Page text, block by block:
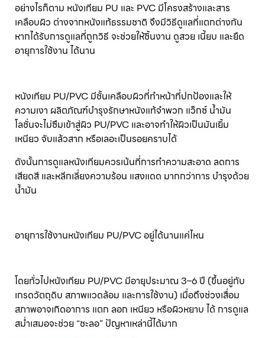
อย่างไรก็ตาม หนังเทียม PU และ PVC มีโครงสร้างและสาร
เคลือบผิว ต่างจากหนังแท้ธรรมชาติ จึงมีวิธีดูแลที่แตกต่างกัน
หากได้รับการดูแลที่ถูกวิธี จะช่วยให้ชิ้นงาน ดูสวย เนี้ยบ และยืด
อายุการใช้งาน ได้นาน
หนังเทียม PU/PVC มีชั้นเคลือบผิวที่ทำหน้าที่ปกป้องและให้
ความเงา ผลิตภัณฑ์บำรุงรักษาหนังแท้จำพวก แว็กซ์ น้ำมัน
โลชั่นจะไม่ซึมเข้าสู่ผิว PU/PVC และอาจทำให้ผิวเป็นมันเยิ้ม
เหนียว จับแล้วสาก หรือเลอะเป็นรอยคราบได้
ดังนั้นการดูแลหนังเทียมควรเน้นที่การทำความสะอาด ลดการ
เสียดสี และหลีกเลี่ยงความร้อน แสงแดด มากกว่าการ บำรุงด้วย
น้ำมัน
อายุการใช้งานหนังเทียม PU/PVC อยู่ได้นานแค่ไหน
โดยทั่วไปหนังเทียม PU/PVC มีอายุประมาณ 3–6 ปี (ขึ้นอยู่กับ
เกรดวัตถุดิบ สภาพแวดล้อม และการใช้งาน) เมื่อถึงช่วงเสื่อม
สภาพอาจเกิดอาการ แตก ลอก เหนียว หรือผิวหยาบ ได้ การดูแล
สม่ำเสมอจะช่วย “ชะลอ” ปัญหาเหล่านี้ได้มาก